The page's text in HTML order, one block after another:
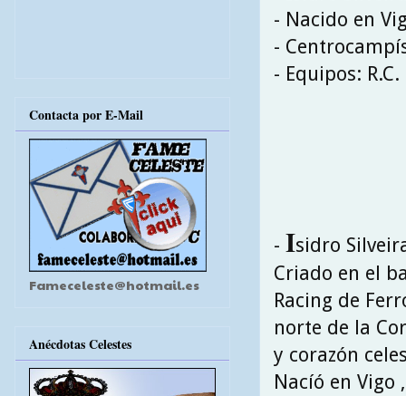
- Nacido en
-
- Equipos:
- Isidro
Criado en el
Racing de
norte de la
y corazón
Nacíó en Vigo
Contacta por E-Mail
Fameceleste@hotmail.es
Anécdotas Celestes